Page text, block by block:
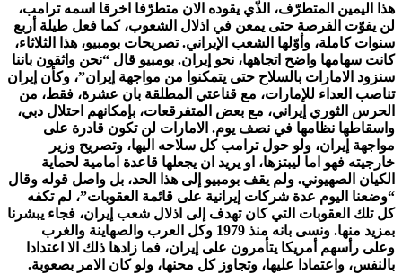
هذا اليمين المتطرّف، الذّي يقوده الان متطرّفا اخرقا اسمه ترامب،
لن يفوّت الفرصة حتى يمعن في اذلال الشعوب، كما فعل طيلة أربع
سنوات كاملة، وأوّلها الشعب الإيراني. تصريحات بومبيو، هذا الثلاثاء،
كانت سهامها واضح اتجاهها، نحو إيران. بومبيو قال “نحن واثقون باننا
سنزود الامارات بالسلاح حتى يتمكنوا من مواجهة إيران”، وكأن إيران
تناصب العداء للإمارات، مع قناعتي المطلقة بان عشرة، فقط، من
الحرس الثوري إيراني، مع بعض المتفرقعات، بإمكانهم احتلال دبي،
واسقاطها نظامها في نصف يوم. الامارات لن تكون قادرة على
مواجهة إيران، ولو حول ترامب كل سلاحه اليها، وتصريح وزير
خارجيته فهو اما ليبتزها، او يريد ان يجعلها قاعدة امامية لحماية
الكيان الصهيوني. ولم يقف بومبيو إلى هذا الحد، بل واصل قوله وقال
“وضعنا اليوم عدة شركات إيرانية على قائمة العقوبات”، لم تكفه
كل تلك العقوبات التي كان تهدف إلى اذلال شعب إيران، فجاء يبشرنا
بمزيد منها. ونسى بانه منذ 1979 وكل العرب والصهاينة والغرب
وعلى رأسهم أمريكا يتأمرون على إيران، فما زادها ذلك الا اعتدادا
بالنفس، واعتمادا عليها، وتجاوز كل محنها، ولو كان الامر بصعوبة.